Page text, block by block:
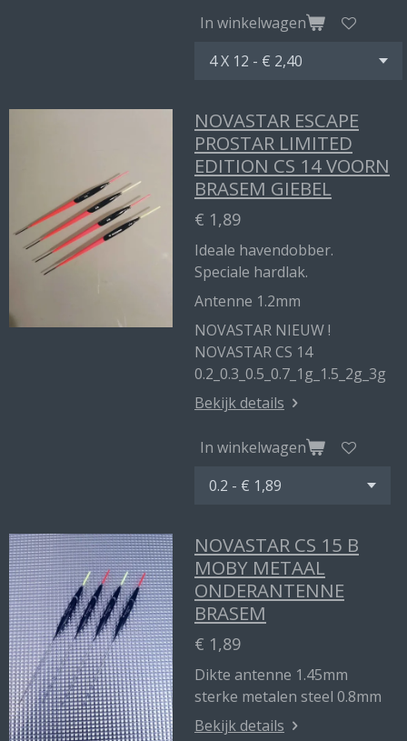
In winkelwagen
NOVASTAR ESCAPE
PROSTAR LIMITED
EDITION CS 14 VOORN
BRASEM GIEBEL
€ 1,89
Ideale havendobber.
Speciale hardlak.
Antenne 1.2mm
NOVASTAR NIEUW !
NOVASTAR CS 14
0.2_0.3_0.5_0.7_1g_1.5_2g_3g
Bekijk details
In winkelwagen
NOVASTAR CS 15 B
MOBY METAAL
ONDERANTENNE
BRASEM
€ 1,89
Dikte antenne 1.45mm
sterke metalen steel 0.8mm
Bekijk details